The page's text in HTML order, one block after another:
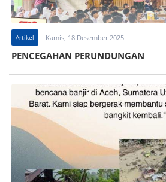
Artikel Kamis, 18 Desember 2025
PENCEGAHAN PERUNDUNGAN